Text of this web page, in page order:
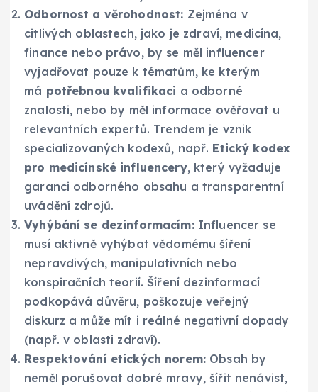
Odbornost a věrohodnost: Zejména v
citlivých oblastech, jako je zdraví, medicína,
finance nebo právo, by se měl influencer
vyjadřovat pouze k tématům, ke kterým
má potřebnou kvalifikaci a odborné
znalosti, nebo by měl informace ověřovat u
relevantních expertů. Trendem je vznik
specializovaných kodexů, např. Etický kodex
pro medicínské influencery, který vyžaduje
garanci odborného obsahu a transparentní
uvádění zdrojů.
Vyhýbání se dezinformacím:Influencer se
musí aktivně vyhýbat vědomému šíření
nepravdivých, manipulativních nebo
konspiračních teorií. Šíření dezinformací
podkopává důvěru, poškozuje veřejný
diskurz a může mít i reálné negativní dopady
(např. v oblasti zdraví).
Respektování etických norem: Obsah by
neměl porušovat dobré mravy, šířit nenávist,